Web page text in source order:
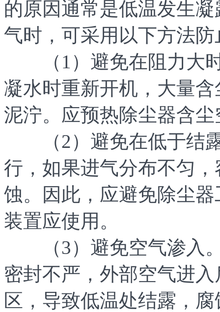
的原因通常是低温发生
气时，可采用以下方法防
（1）避免在阻力大时
凝水时重新开机，大量
泥泞。应预热除尘器含
（2）避免在低于结露
行，如果进气分布不匀
蚀。因此，应避免除尘
装置应使用。
（3）避免空气渗入。
密封不严，外部空气进
区，导致低温处结露，